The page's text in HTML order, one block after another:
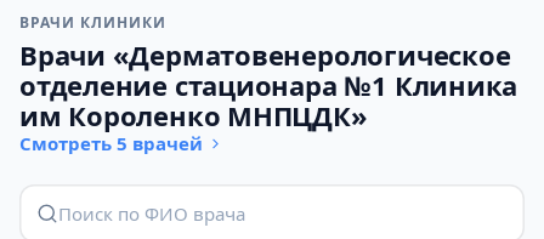
ВРАЧИ КЛИНИКИ
Врачи «Дерматовенерологическое
отделение стационара №1 Клиника
им Короленко МНПЦДК»
Смотреть 5 врачей